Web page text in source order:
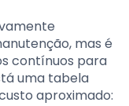
mas é
contínuos para
uma tabela
aproximado: